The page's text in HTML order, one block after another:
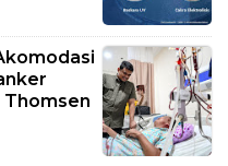
Thomsen